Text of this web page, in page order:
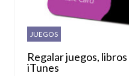
JUEGOS
Regalar juegos,
iTunes